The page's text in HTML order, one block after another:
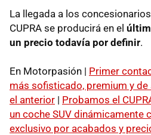
La llegada a los
CUPRA se producirá en el
un precio todavía por definir.
En Motorpasión | Primer
más sofisticado, premium y
el anterior | Probamos el
un coche SUV dinámicamente
exclusivo por acabados y